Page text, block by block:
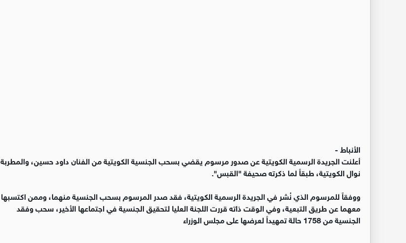
الأنباط -
أعلنت الجريدة الرسمية الكويتية عن صدور مرسوم يقضي بسحب الجنسية الكويتية من الفنان داود حسين، والمطربة
نوال الكويتية، طبقاً لما ذكرته صحيفة "القبس".
ووفقاً للمرسوم الذي نُشر في الجريدة الرسمية الكويتية، فقد صدر المرسوم بسحب الجنسية منهما، وممن اكتسبها
معهما عن طريق التبعية، وفي الوقت ذاته قررت اللجنة العليا لتحقيق الجنسية في اجتماعها الأخير، سحب وفقد
الجنسية من 1758 حالة تمهيداً لعرضها على مجلس الوزراء